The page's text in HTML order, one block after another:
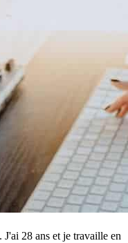
28 ans et je travaille en